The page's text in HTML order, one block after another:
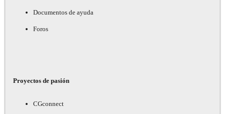
Documentos de ayuda
Foros
Proyectos de pasión
CGconnect